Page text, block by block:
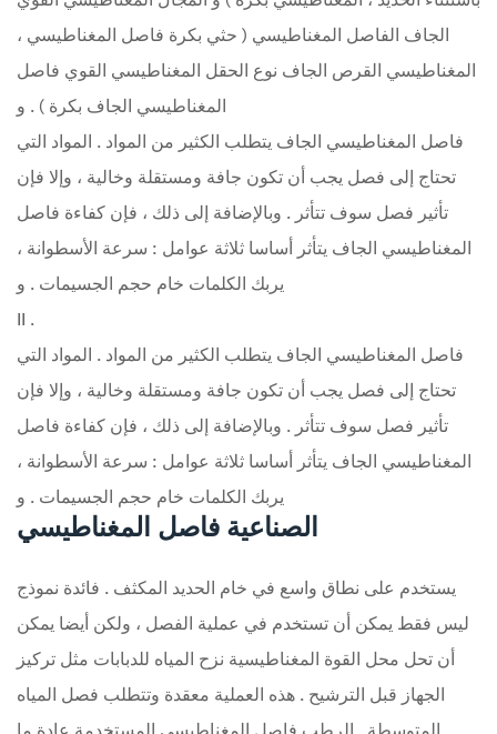
الجاف الفاصل المغناطيسي ( حثي بكرة فاصل المغناطيسي ،
المغناطيسي القرص الجاف نوع الحقل المغناطيسي القوي فاصل
المغناطيسي الجاف بكرة ) . و
فاصل المغناطيسي الجاف يتطلب الكثير من المواد . المواد التي
تحتاج إلى فصل يجب أن تكون جافة ومستقلة وخالية ، وإلا فإن
تأثير فصل سوف تتأثر . وبالإضافة إلى ذلك ، فإن كفاءة فاصل
المغناطيسي الجاف يتأثر أساسا ثلاثة عوامل : سرعة الأسطوانة ،
يربك الكلمات خام حجم الجسيمات . و
II .
فاصل المغناطيسي الجاف يتطلب الكثير من المواد . المواد التي
تحتاج إلى فصل يجب أن تكون جافة ومستقلة وخالية ، وإلا فإن
تأثير فصل سوف تتأثر . وبالإضافة إلى ذلك ، فإن كفاءة فاصل
المغناطيسي الجاف يتأثر أساسا ثلاثة عوامل : سرعة الأسطوانة ،
يربك الكلمات خام حجم الجسيمات . و
الصناعية فاصل المغناطيسي
يستخدم على نطاق واسع في خام الحديد المكثف . فائدة نموذج
ليس فقط يمكن أن تستخدم في عملية الفصل ، ولكن أيضا يمكن
أن تحل محل القوة المغناطيسية نزح المياه للدبابات مثل تركيز
الجهاز قبل الترشيح . هذه العملية معقدة وتتطلب فصل المياه
المتوسطة . الرطب فاصل المغناطيسي المستخدمة عادة ما